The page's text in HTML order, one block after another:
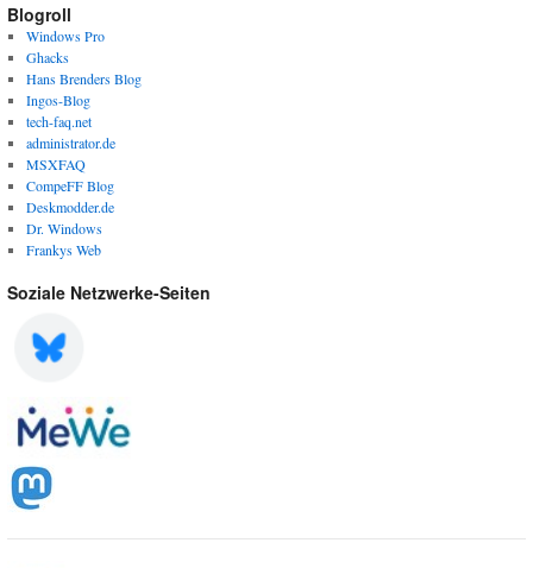
Blogroll
Windows Pro
Ghacks
Hans Brenders Blog
Ingos-Blog
tech-faq.net
administrator.de
MSXFAQ
CompeFF Blog
Deskmodder.de
Dr. Windows
Frankys Web
Soziale Netzwerke-Seiten